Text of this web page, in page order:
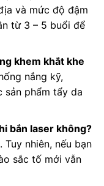
và mức độ đậm
từ 3 – 5 buổi để
khem khắt khe
nắng kỹ,
sản phẩm tẩy da
bắn laser không?
nhiên, nếu bạn
sắc tố mới vẫn